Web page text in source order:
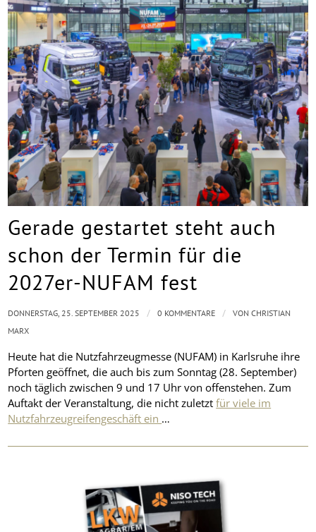
Gerade gestartet steht auch
schon der Termin für die
2027er-NUFAM fest
Heute hat die Nutzfahrzeugmesse (NUFAM) in Karlsruhe ihre
Pforten geöffnet, die auch bis zum Sonntag (28. September)
noch täglich zwischen 9 und 17 Uhr von offenstehen. Zum
Auftakt der Veranstaltung, die nicht zuletztfür viele im
Nutzfahrzeugreifengeschäft ein …
DONNERSTAG, 25. SEPTEMBER 2025 / 0 KOMMENTARE / VONCHRISTIAN
MARX